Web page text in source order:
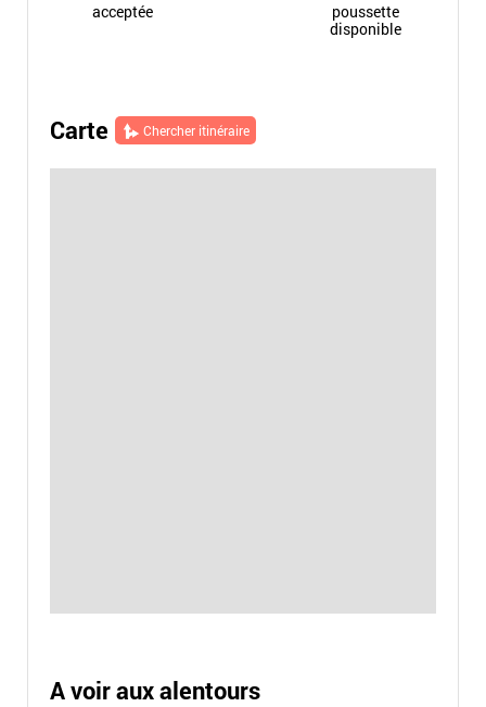
acceptée
poussette
disponible
Carte Chercher itinéraire
A voir aux alentours